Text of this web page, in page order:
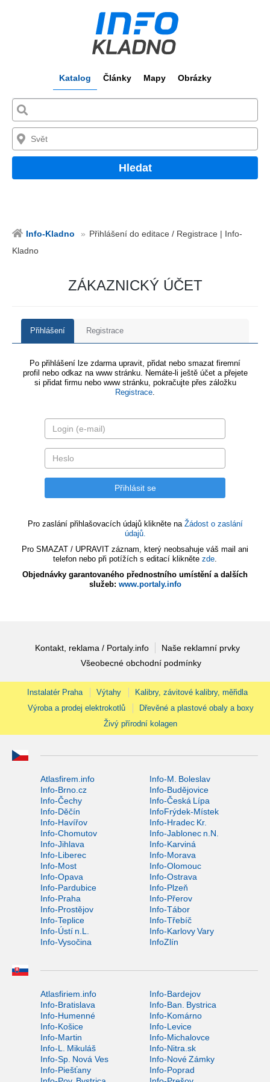
Katalog Články Mapy Obrázky
Hledat
Info-Kladno
Přihlášení do editace / Registrace | Info-
Kladno
ZÁKAZNICKÝ ÚČET
Přihlášení Registrace
Po přihlášení lze zdarma upravit, přidat nebo smazat firemní
profil nebo odkaz na www stránku. Nemáte-li ještě účet a přejete
si přidat firmu nebo www stránku, pokračujte přes záložku
Registrace.
Pro zaslání přihlašovacích údajů klikněte na Žádost o zaslání
údajů.
Pro SMAZAT / UPRAVIT záznam, který neobsahuje váš mail ani
telefon nebo při potížích s editací klikněte zde.
Objednávky garantovaného přednostního umístění a dalších
služeb: www.portaly.info
Kontakt, reklama / Portaly.info
Naše reklamní prvky
Všeobecné obchodní podmínky
Instalatér Praha Výtahy
Kalibry, závitové kalibry, měřidla
Výroba a prodej elektrokotlů
Dřevěné a plastové obaly a boxy
Živý přírodní kolagen
Atlasfirem.info
Info-M. Boleslav
Info-Brno.cz
Info-Budějovice
Info-Čechy
Info-Česká Lípa
Info-Děčín
InfoFrýdek-Místek
Info-Havířov
Info-Hradec Kr.
Info-Chomutov
Info-Jablonec n.N.
Info-Jihlava
Info-Karviná
Info-Liberec
Info-Morava
Info-Most
Info-Olomouc
Info-Opava
Info-Ostrava
Info-Pardubice
Info-Plzeň
Info-Praha
Info-Přerov
Info-Prostějov
Info-Tábor
Info-Teplice
Info-Třebíč
Info-Ústí n.L.
Info-Karlovy Vary
Info-Vysočina
InfoZlín
Atlasfiriem.info
Info-Bardejov
Info-Bratislava
Info-Ban. Bystrica
Info-Humenné
Info-Komárno
Info-Košice
Info-Levice
Info-Martin
Info-Michalovce
Info-L. Mikuláš
Info-Nitra.sk
Info-Sp. Nová Ves
Info-Nové Zámky
Info-Piešťany
Info-Poprad